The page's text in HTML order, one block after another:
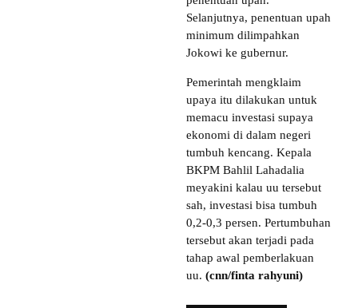
Selanjutnya, penentuan upah
minimum dilimpahkan
Jokowi ke gubernur.
Pemerintah mengklaim
upaya itu dilakukan untuk
memacu investasi supaya
ekonomi di dalam negeri
tumbuh kencang. Kepala
BKPM Bahlil Lahadalia
meyakini kalau uu tersebut
sah, investasi bisa tumbuh
0,2-0,3 persen. Pertumbuhan
tersebut akan terjadi pada
tahap awal pemberlakuan
uu. (cnn/finta rahyuni)